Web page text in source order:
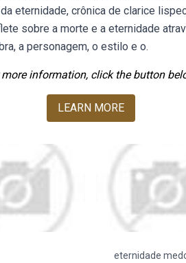
eternidade, crônica de clarice
sobre a morte e a eternidade
a personagem, o estilo e o.
more information, click the button
LEARN MORE
eternidade